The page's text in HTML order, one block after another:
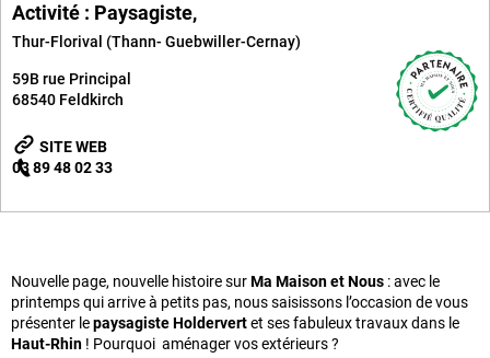
Activité : Paysagiste,
Thur-Florival (Thann- Guebwiller-Cernay)
59B rue Principal
68540 Feldkirch
SITE WEB
03 89 48 02 33
Nouvelle page, nouvelle histoire surMa Maison et Nous : avec le
printemps qui arrive à petits pas, nous saisissons l’occasion de vous
présenter lepaysagiste Holdervertet ses fabuleux travaux dans le
Haut-Rhin ! Pourquoi aménager vos extérieurs ?